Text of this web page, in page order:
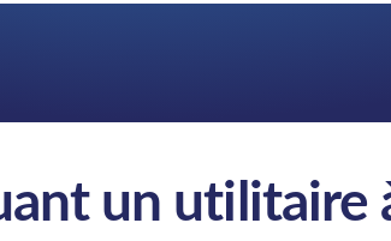
un utilitaire